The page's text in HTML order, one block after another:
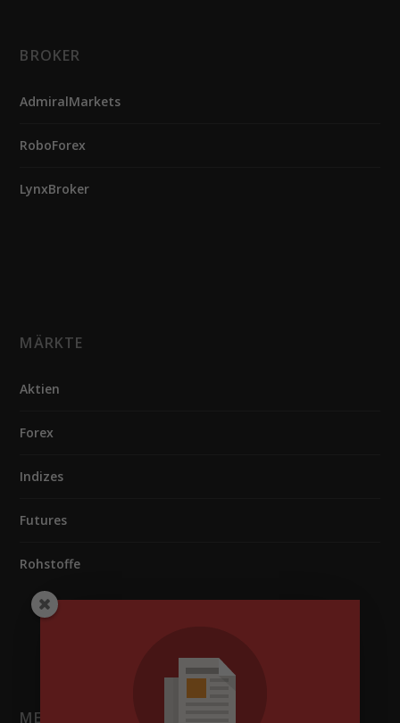
BROKER
AdmiralMarkets
RoboForex
LynxBroker
MÄRKTE
Aktien
Forex
Indizes
Futures
Rohstoffe
MELDUNGEN